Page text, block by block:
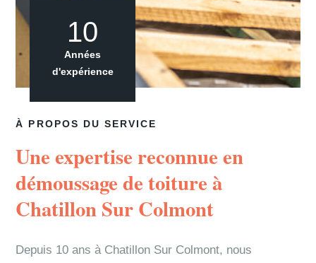
À PROPOS DU SERVICE
Une expertise reconnue en
démoussage de toiture à
Chatillon Sur Colmont
Depuis 10 ans à Chatillon Sur Colmont, nous
10
Années
d'expérience